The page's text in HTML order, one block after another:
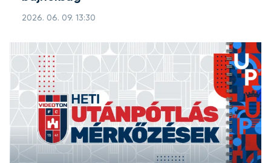
2026. 06. 09. 13:30